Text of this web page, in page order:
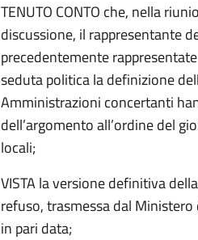
TENUTO CONTO che, nella
discussione, il rappresentante
precedentemente
seduta politica la definizione
Amministrazioni concertanti
dell’argomento all’ordine del
locali;
VISTA la versione definitiva
refuso, trasmessa dal
in pari data;